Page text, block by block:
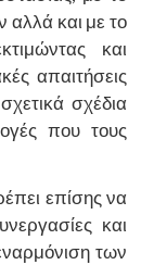
και με το
και
απαιτήσεις
σχέδια
που τους
επίσης να
και
των